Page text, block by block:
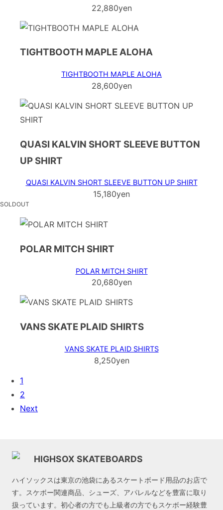
22,880yen
TIGHTBOOTH MAPLE ALOHA
TIGHTBOOTH MAPLE ALOHA
28,600yen
QUASI KALVIN SHORT SLEEVE BUTTON
UP SHIRT
QUASI KALVIN SHORT SLEEVE BUTTON UP SHIRT
15,180yen
SOLDOUT
POLAR MITCH SHIRT
POLAR MITCH SHIRT
20,680yen
VANS SKATE PLAID SHIRTS
VANS SKATE PLAID SHIRTS
8,250yen
1
2
Next
HIGHSOX SKATEBOARDS
ハイソックスは東京の池袋にあるスケートボード用品のお店で
す。スケボー関連商品、シューズ、アパレルなどを豊富に取り
扱っています。初心者の方でも上級者の方でもスケボー経験豊